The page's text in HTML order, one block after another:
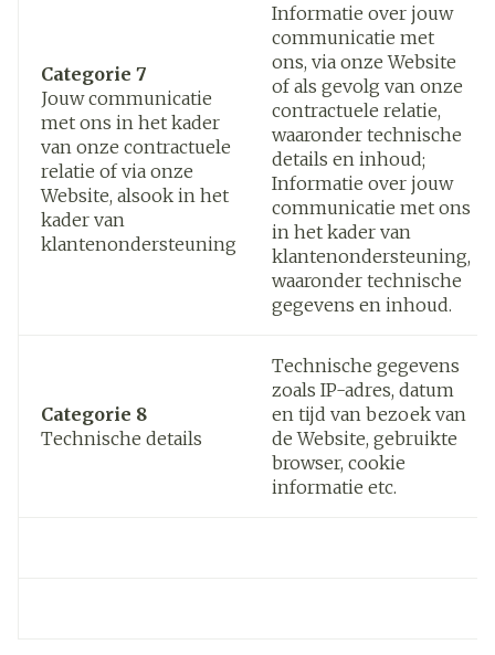
Categorie 7
Jouw communicatie
met ons in het kader
van onze contractuele
relatie of via onze
Website, alsook in het
kader van
klantenondersteuning
Informatie over jouw
communicatie met
ons, via onze Website
of als gevolg van onze
contractuele relatie,
waaronder technische
details en inhoud;
Informatie over jouw
communicatie met ons
in het kader van
klantenondersteuning,
waaronder technische
gegevens en inhoud.
Categorie 8
Technische details
Technische gegevens
zoals IP-adres, datum
en tijd van bezoek van
de Website, gebruikte
browser, cookie
informatie etc.